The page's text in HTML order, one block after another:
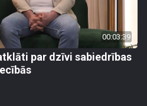
00:03:39
par dzīvi sabiedrības